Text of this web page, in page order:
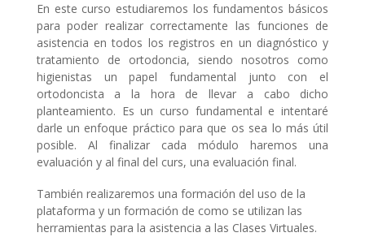
En este curso estudiaremos los fundamentos básicos
para poder realizar correctamente las funciones de
asistencia en todos los registros en un diagnóstico y
tratamiento de ortodoncia, siendo nosotros como
higienistas un papel fundamental junto con el
ortodoncista a la hora de llevar a cabo dicho
planteamiento. Es un curso fundamental e intentaré
darle un enfoque práctico para que os sea lo más útil
posible. Al finalizar cada módulo haremos una
evaluación y al final del curs, una evaluación final.
También realizaremos una formación del uso de la
plataforma y un formación de como se utilizan las
herramientas para la asistencia a las Clases Virtuales.